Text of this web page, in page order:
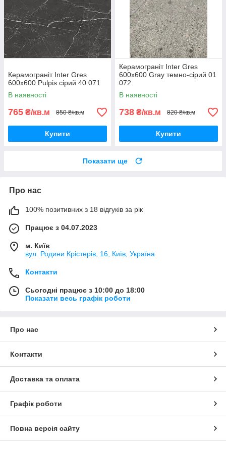
Керамограніт Inter Gres
600x600 Pulpis сірий 40 071
В наявності
765 ₴/кв.м 850 ₴/кв.м
Купити
Керамограніт Inter Gres
600x600 Gray темно-сірий 01
072
В наявності
738 ₴/кв.м 820 ₴/кв.м
Купити
Показати ще
Про нас
100% позитивних з 18 відгуків за рік
Працює з 04.07.2023
м. Київ
вул. Родини Крістерів, 16, Київ, Україна
Контакти
Сьогодні працює з 10:00 до 18:00
Показати весь графік роботи
Про нас
Контакти
Доставка та оплата
Графік роботи
Повна версія сайту